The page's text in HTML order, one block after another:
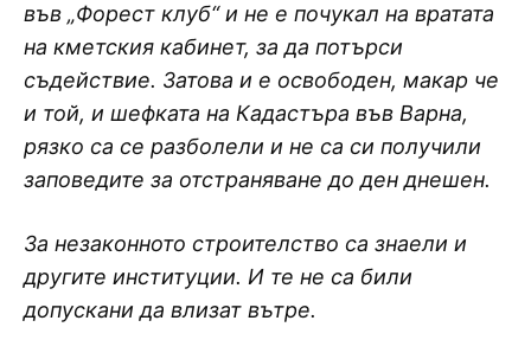
във „Форест клуб“ и не е почукал на вратата
на кметския кабинет, за да потърси
съдействие. Затова и е освободен, макар че
и той, и шефката на Кадастъра във Варна,
рязко са се разболели и не са си получили
заповедите за отстраняване до ден днешен.
За незаконното строителство са знаели и
другите институции. И те не са били
допускани да влизат вътре.